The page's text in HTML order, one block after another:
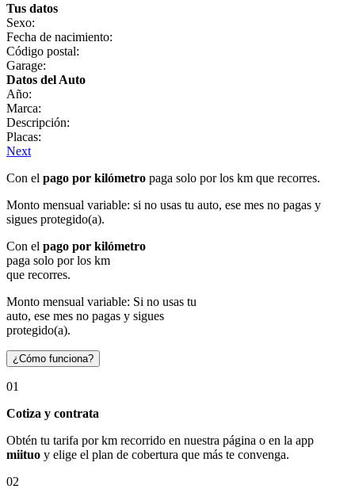
Tus datos
Sexo:
Fecha de nacimiento:
Código postal:
Garage:
Datos del Auto
Año:
Marca:
Descripción:
Placas:
Next
Con el pago por kilómetro paga solo por los km que recorres.
Monto mensual variable: si no usas tu auto, ese mes no pagas y
sigues protegido(a).
Con el pago por kilómetro
paga solo por los km
que recorres.
Monto mensual variable: Si no usas tu
auto, ese mes no pagas y sigues
protegido(a).
¿Cómo funciona?
01
Cotiza y contrata
Obtén tu tarifa por km recorrido en nuestra página o en la app
miituo y elige el plan de cobertura que más te convenga.
02